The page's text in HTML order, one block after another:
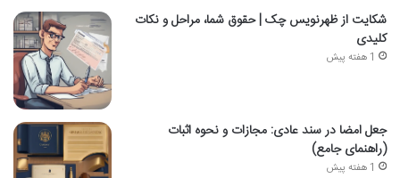
شکایت از ظهرنویس چک | حقوق شما، مراحل و نکات
کلیدی
1 هفته پیش
جعل امضا در سند عادی: مجازات و نحوه اثبات
(راهنمای جامع)
1 هفته پیش